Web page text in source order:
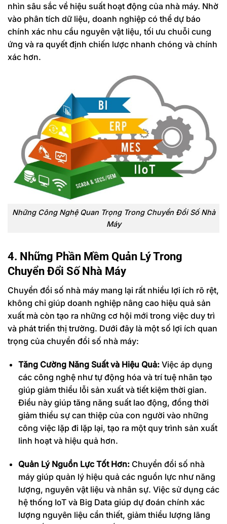
nhìn sâu sắc về hiệu suất hoạt động của nhà máy. Nhờ
vào phân tích dữ liệu, doanh nghiệp có thể dự báo
chính xác nhu cầu nguyên vật liệu, tối ưu chuỗi cung
ứng và ra quyết định chiến lược nhanh chóng và chính
xác hơn.
Những Công Nghệ Quan Trọng Trong Chuyển Đổi Số Nhà
Máy
4. Những Phần Mềm Quản Lý Trong
Chuyển Đổi Số Nhà Máy
Chuyển đổi số nhà máy mang lại rất nhiều lợi ích rõ rệt,
không chỉ giúp doanh nghiệp nâng cao hiệu quả sản
xuất mà còn tạo ra những cơ hội mới trong việc duy trì
và phát triển thị trường. Dưới đây là một số lợi ích quan
trọng của chuyển đổi số nhà máy:
Tăng Cường Năng Suất và Hiệu Quả:Việc áp dụng
các công nghệ như tự động hóa và trí tuệ nhân tạo
giúp giảm thiểu lỗi sản xuất và tiết kiệm thời gian.
Điều này giúp tăng năng suất lao động, đồng thời
giảm thiểu sự can thiệp của con người vào những
công việc lặp đi lặp lại, tạo ra một quy trình sản xuất
linh hoạt và hiệu quả hơn.
Quản Lý Nguồn Lực Tốt Hơn:Chuyển đổi số nhà
máy giúp quản lý hiệu quả các nguồn lực như năng
lượng, nguyên vật liệu và nhân sự. Việc sử dụng các
hệ thống IoT và Big Data giúp dự đoán chính xác
lượng nguyên liệu cần thiết, giảm thiểu lượng lãng